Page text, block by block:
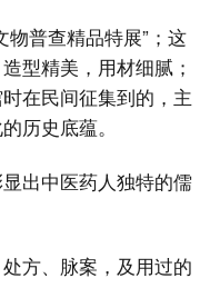
普查精品特展”；这
型精美，用材细腻；
在民间征集到的，主
历史底蕴。
出中医药人独特的儒
方、脉案，及用过的